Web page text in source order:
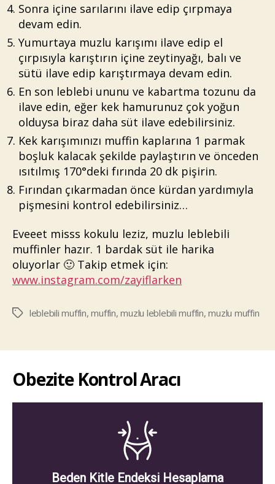
Sonra içine sarılarını ilave edip çırpmaya
devam edin.
Yumurtaya muzlu karışımı ilave edip el
çırpısıyla karıştırın içine zeytinyağı, balı ve
sütü ilave edip karıştırmaya devam edin.
En son leblebi ununu ve kabartma tozunu da
ilave edin, eğer kek hamurunuz çok yoğun
olduysa biraz daha süt ilave edebilirsiniz.
Kek karışımınızı muffin kaplarına 1 parmak
boşluk kalacak şekilde paylaştırın ve önceden
ısıtılmış 170°deki fırında 20 dk pişirin.
Fırından çıkarmadan önce kürdan yardımıyla
pişmesini kontrol edebilirsiniz…
Eveeet misss kokulu leziz, muzlu leblebili
muffinler hazır. 1 bardak süt ile harika
oluyorlar 🙂 Takip etmek için:
www.instagram.com/zayiflarken
Etiketlerleblebili muffin,muffin,muzlu leblebili muffin,muzlu muffin
Obezite Kontrol Aracı